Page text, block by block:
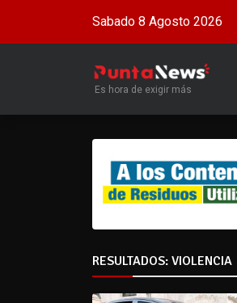
Sabado 8 Agosto 2026
Es hora de exigir más
RESULTADOS: VIOLENCIA